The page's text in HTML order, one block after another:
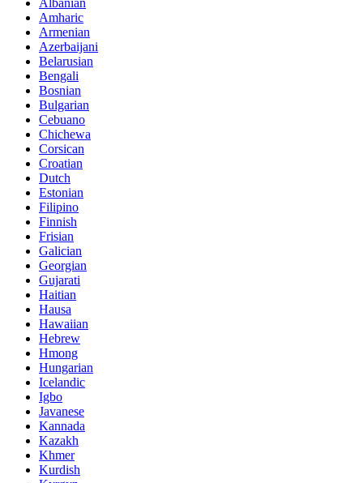
Albanian
Amharic
Armenian
Azerbaijani
Belarusian
Bengali
Bosnian
Bulgarian
Cebuano
Chichewa
Corsican
Croatian
Dutch
Estonian
Filipino
Finnish
Frisian
Galician
Georgian
Gujarati
Haitian
Hausa
Hawaiian
Hebrew
Hmong
Hungarian
Icelandic
Igbo
Javanese
Kannada
Kazakh
Khmer
Kurdish